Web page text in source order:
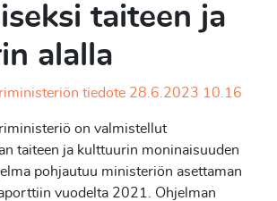
taiteen ja
alalla
tiedote 28.6.2023 10.16
on valmistellut
taiteen ja kulttuurin moninaisuuden
pohjautuu ministeriön asettaman
vuodelta 2021. Ohjelman